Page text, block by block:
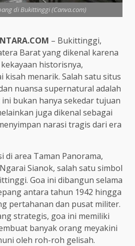
di Bukittinggi (Canva.com)
– Bukittinggi,
Barat yang dikenal karena
historisnya,
kisah menarik. Salah satu situs
nuansa supernatural adalah
ini bukan hanya sekedar tujuan
juga dikenal sebagai
narasi tragis dari era
di area Taman Panorama,
Sianok, salah satu simbol
Goa ini dibangun selama
antara tahun 1942 hingga
pertahanan dan pusat militer.
strategis, goa ini memiliki
banyak orang meyakini
oleh roh-roh gelisah.